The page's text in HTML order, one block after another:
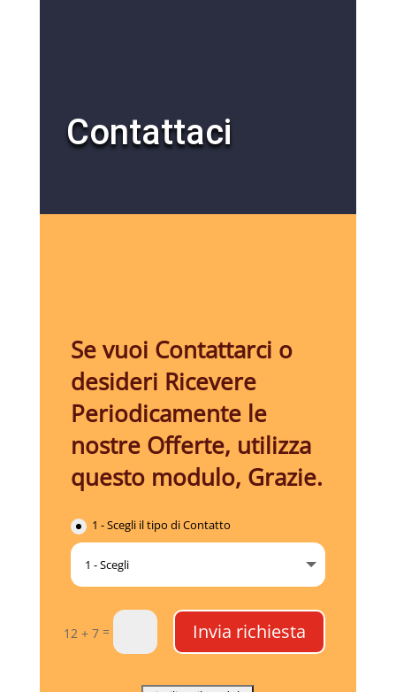
Contattaci
Se vuoi Contattarci o
desideri Ricevere
Periodicamente le
nostre Offerte, utilizza
questo modulo, Grazie.
1 - Scegli il tipo di Contatto
12 + 7 = Invia richiesta